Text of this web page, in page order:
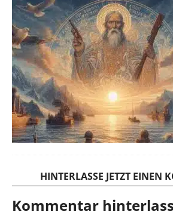
HINTERLASSE JETZT EINEN
Kommentar